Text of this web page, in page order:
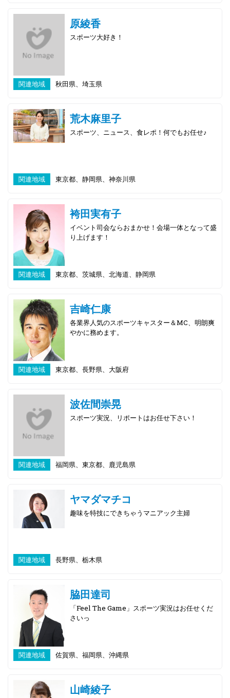
原綾香
スポーツ大好き！
関連地域 秋田県、埼玉県
荒木麻里子
スポーツ、ニュース、食レポ！何でもお任せ♪
関連地域 東京都、静岡県、神奈川県
袴田実有子
イベント司会ならおまかせ！会場一体となって盛
り上げます！
関連地域 東京都、茨城県、北海道、静岡県
吉崎仁康
各業界人気のスポーツキャスター＆MC、明朗爽
やかに務めます。
関連地域 東京都、長野県、大阪府
波佐間崇晃
スポーツ実況、リポートはお任せ下さい！
関連地域 福岡県、東京都、鹿児島県
ヤマダマチコ
趣味を特技にできちゃうマニアック主婦
関連地域 長野県、栃木県
脇田達司
「Feel The Game」スポーツ実況はお任せくだ
さいっ
関連地域 佐賀県、福岡県、沖縄県
山崎綾子